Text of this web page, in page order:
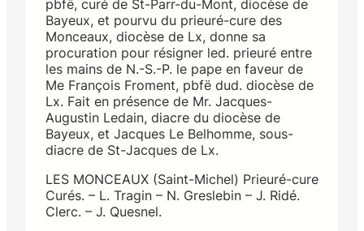
pbfë, curé de St-Parr-du-Mont, diocèse de
Bayeux, et pourvu du prieuré-cure des
Monceaux, diocèse de Lx, donne sa
procuration pour résigner led. prieuré entre
les mains de N.-S.-P. le pape en faveur de
Me François Froment, pbfë dud. diocèse de
Lx. Fait en présence de Mr. Jacques-
Augustin Ledain, diacre du diocèse de
Bayeux, et Jacques Le Belhomme, sous-
diacre de St-Jacques de Lx.
LES MONCEAUX (Saint-Michel) Prieuré-cure
Curés. – L. Tragin – N. Greslebin – J. Ridé.
Clerc. – J. Quesnel.